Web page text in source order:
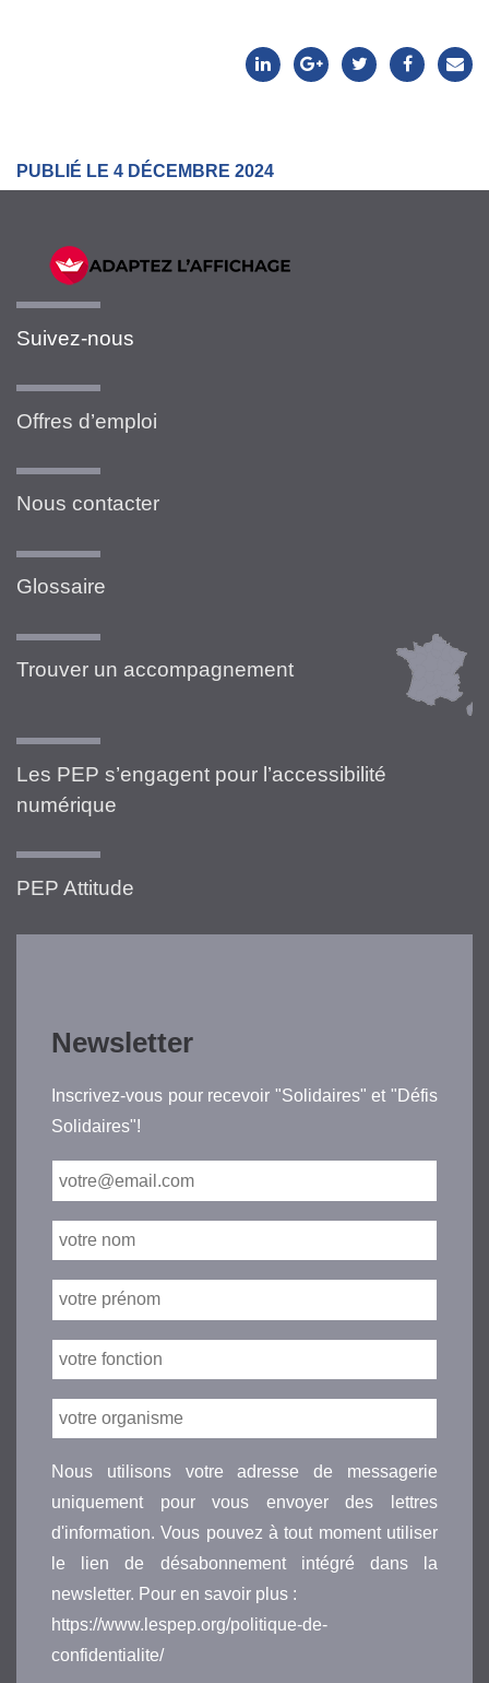
PUBLIÉ LE 4 DÉCEMBRE 2024
Suivez-nous
Offres d’emploi
Nous contacter
Glossaire
Trouver un accompagnement
Les PEP s’engagent pour l’accessibilité
numérique
PEP Attitude
Newsletter
Inscrivez-vous pour recevoir "Solidaires" et "Défis
Solidaires"!
Nous utilisons votre adresse de messagerie
uniquement pour vous envoyer des lettres
d'information. Vous pouvez à tout moment utiliser
le lien de désabonnement intégré dans la
newsletter. Pour en savoir plus :
https://www.lespep.org/politique-de-
confidentialite/